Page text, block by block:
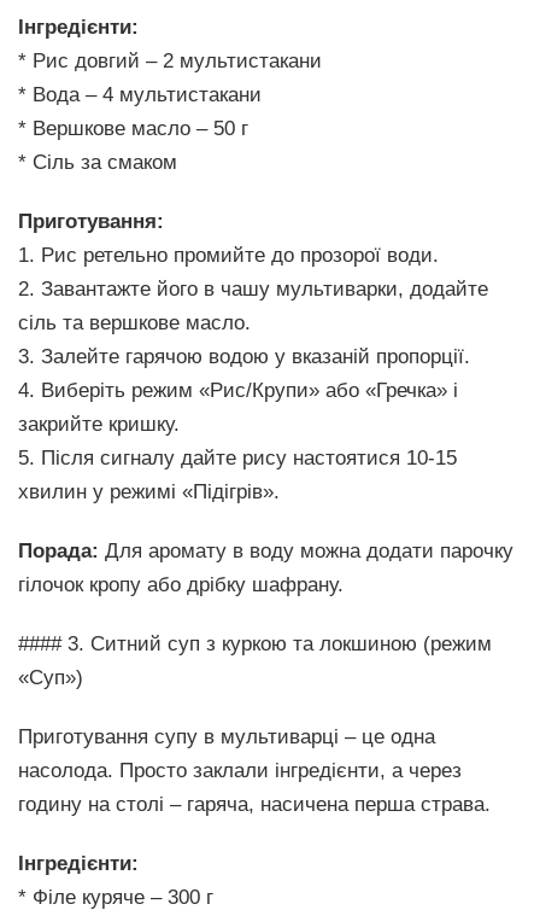
Інгредієнти:
* Рис довгий – 2 мультистакани
* Вода – 4 мультистакани
* Вершкове масло – 50 г
* Сіль за смаком
Приготування:
1. Рис ретельно промийте до прозорої води.
2. Завантажте його в чашу мультиварки, додайте
сіль та вершкове масло.
3. Залейте гарячою водою у вказаній пропорції.
4. Виберіть режим «Рис/Крупи» або «Гречка» і
закрийте кришку.
5. Після сигналу дайте рису настоятися 10-15
хвилин у режимі «Підігрів».
Порада: Для аромату в воду можна додати парочку
гілочок кропу або дрібку шафрану.
#### 3. Ситний суп з куркою та локшиною (режим
«Суп»)
Приготування супу в мультиварці – це одна
насолода. Просто заклали інгредієнти, а через
годину на столі – гаряча, насичена перша страва.
Інгредієнти:
* Філе куряче – 300 г